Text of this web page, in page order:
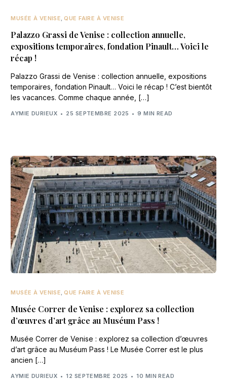
MUSÉE À VENISE,QUE FAIRE À VENISE
Palazzo Grassi de Venise : collection annuelle,
expositions temporaires, fondation Pinault… Voici le
récap !
Palazzo Grassi de Venise : collection annuelle, expositions
temporaires, fondation Pinault… Voici le récap ! C’est bientôt
les vacances. Comme chaque année, […]
AYMIE DURIEUX 25 SEPTEMBRE 2025 9 MIN READ
MUSÉE À VENISE ,QUE FAIRE À VENISE
Musée Correr de Venise : explorez sa collection
d’œuvres d’art grâce au Muséum Pass !
Musée Correr de Venise : explorez sa collection d’œuvres
d’art grâce au Muséum Pass ! Le Musée Correr est le plus
ancien […]
AYMIE DURIEUX 12 SEPTEMBRE 2025 10 MIN READ